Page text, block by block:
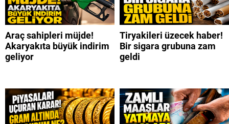
Araç sahipleri müjde!
Akaryakıta büyük indirim
geliyor
Tiryakileri üzecek haber!
Bir sigara grubuna zam
geldi